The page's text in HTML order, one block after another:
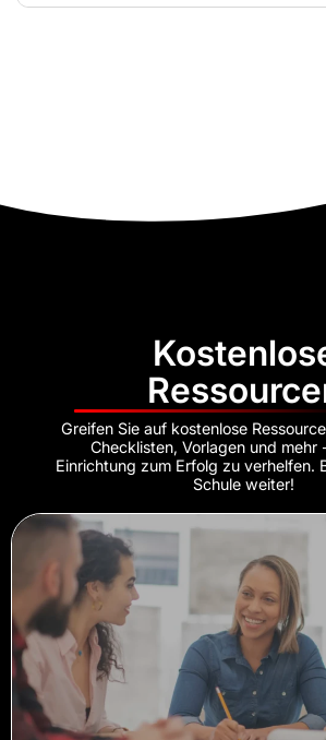
Greifen Sie auf kostenlose
Checklisten, Vorlagen und mehr
Einrichtung zum Erfolg zu verhelfen.
Schule weiter!